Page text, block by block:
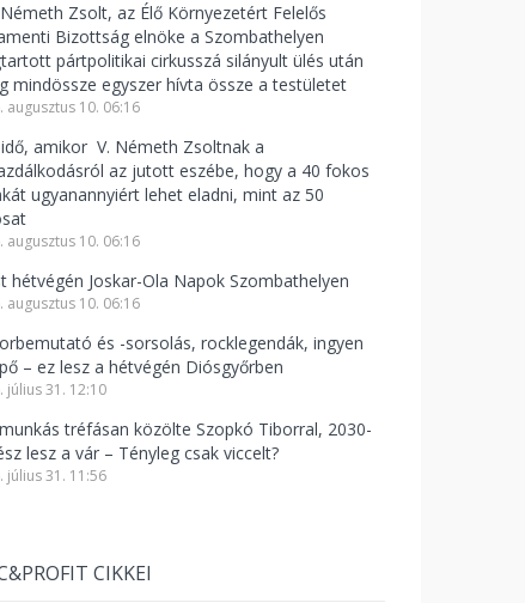
Zsolt, az Élő Környezetért Felelős
Bizottság elnöke a Szombathelyen
pártpolitikai cirkusszá silányult ülés után
mindössze egyszer hívta össze a testületet
augusztus 10. 06:16
amikor V. Németh Zsoltnak a
az jutott eszébe, hogy a 40 fokos
ugyanannyiért lehet eladni, mint az 50
augusztus 10. 06:16
hétvégén Joskar-Ola Napok Szombathelyen
augusztus 10. 06:16
és -sorsolás, rocklegendák, ingyen
– ez lesz a hétvégén Diósgyőrben
július 31. 12:10
tréfásan közölte Szopkó Tiborral, 2030-
lesz a vár – Tényleg csak viccelt?
július 31. 11:56
CIKKEI